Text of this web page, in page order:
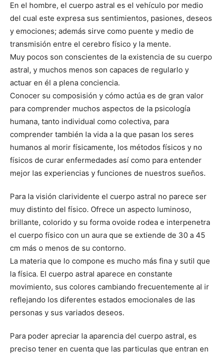
En el hombre, el cuerpo astral es el vehículo por medio
del cual este expresa sus sentimientos, pasiones, deseos
y emociones; además sirve como puente y medio de
transmisión entre el cerebro físico y la mente.
Muy pocos son conscientes de la existencia de su cuerpo
astral, y muchos menos son capaces de regularlo y
actuar en él a plena conciencia.
Conocer su composisión y cómo actúa es de gran valor
para comprender muchos aspectos de la psicología
humana, tanto individual como colectiva, para
comprender también la vida a la que pasan los seres
humanos al morir físicamente, los métodos físicos y no
físicos de curar enfermedades así como para entender
mejor las experiencias y funciones de nuestros sueños.
Para la visión clarividente el cuerpo astral no parece ser
muy distinto del físico. Ofrece un aspecto luminoso,
brillante, colorido y su forma ovoide rodea e interpenetra
el cuerpo físico con un aura que se extiende de 30 a 45
cm más o menos de su contorno.
La materia que lo compone es mucho más fina y sutil que
la física. El cuerpo astral aparece en constante
movimiento, sus colores cambiando frecuentemente al ir
reflejando los diferentes estados emocionales de las
personas y sus variados deseos.
Para poder apreciar la aparencia del cuerpo astral, es
preciso tener en cuenta que las particulas que entran en